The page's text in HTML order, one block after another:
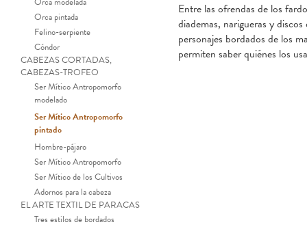
Orca pintada
Felino-serpiente
Cóndor
CABEZAS CORTADAS,
CABEZAS-TROFEO
Ser Mítico Antropomorfo
modelado
Ser Mítico Antropomorfo
pintado
Hombre-pájaro
Ser Mítico Antropomorfo
Ser Mítico de los Cultivos
Adornos para la cabeza
EL ARTE TEXTIL DE PARACAS
Tres estilos de bordados
Entre las ofrendas de los
diademas, narigueras y
personajes bordados de los
permiten saber quiénes los